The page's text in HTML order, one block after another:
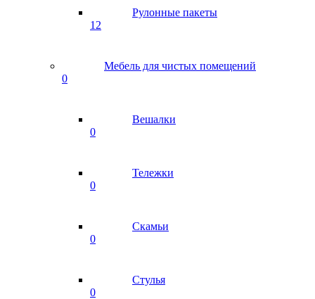
Рулонные пакеты
12
Мебель для чистых помещений
0
Вешалки
0
Тележки
0
Скамьи
0
Стулья
0